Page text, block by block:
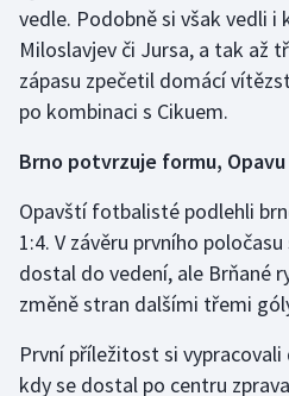
vedle. Podobně si však vedli
Miloslavjev či Jursa, a tak až
zápasu zpečetil domácí
po kombinaci s Cikuem.
Brno potvrzuje formu,
Opavští fotbalisté podlehli
1:4. V závěru prvního
dostal do vedení, ale Brňané
změně stran dalšími třemi
První příležitost si
kdy se dostal po centru